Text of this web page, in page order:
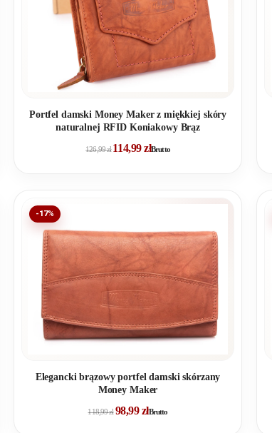
Portfel damski Money Maker z miękkiej skóry
naturalnej RFID Koniakowy Brąz
126,99zł 114,99złBrutto
-17%
Elegancki brązowy portfel damski skórzany
Money Maker
118,99zł 98,99złBrutto